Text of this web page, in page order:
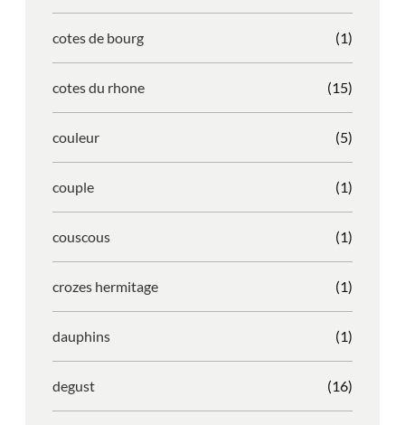
cotes de bourg (1)
cotes du rhone (15)
couleur (5)
couple (1)
couscous (1)
crozes hermitage (1)
dauphins (1)
degust (16)